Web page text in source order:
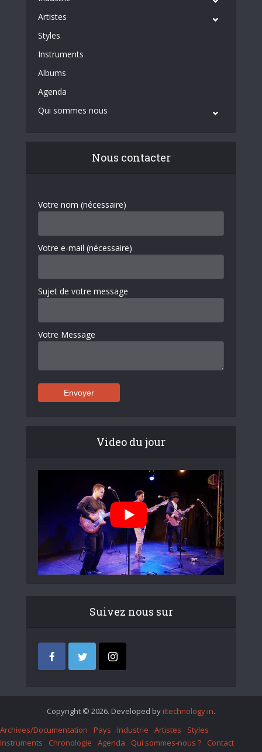
Artistes
Styles
Instruments
Albums
Agenda
Qui sommes nous
Nous contacter
Votre nom (nécessaire)
Votre e-mail (nécessaire)
Sujet de votre message
Votre Message
Video du jour
Suivez nous sur
Copyright © 2026. Developed by iItechnology.in.
Archives/Documentation
Pays Industrie Artistes
Styles
Instruments
Chronologie Agenda Qui sommes-nous ? Contact